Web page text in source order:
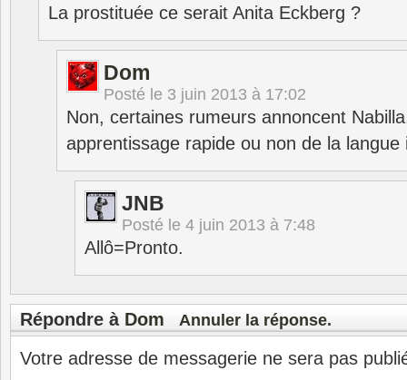
La prostituée ce serait Anita Eckberg ?
Dom
Posté le 3 juin 2013 à 17:02
Non, certaines rumeurs annoncent
apprentissage rapide ou non de la langue
JNB
Posté le 4 juin 2013 à 7:48
Allô=Pronto.
Répondre à Dom Annuler la réponse.
Votre adresse de messagerie ne sera pas